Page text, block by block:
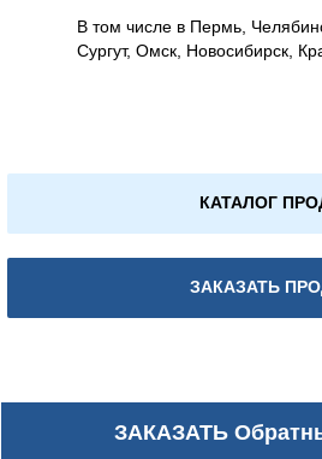
В том числе в Пермь,
Сургут, Омск, Новосибирск,
КАТАЛОГ
ЗАКАЗАТЬ
ЗАКАЗАТЬ